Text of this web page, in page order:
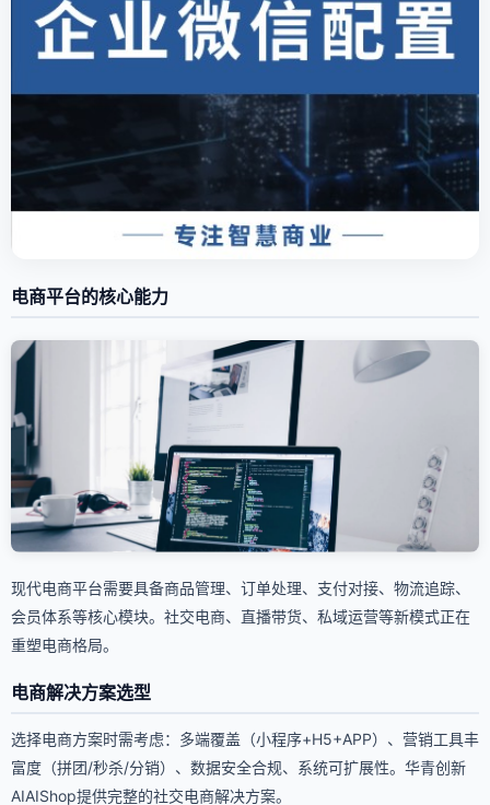
电商平台的核心能力
现代电商平台需要具备商品管理、订单处理、支付对接、物流追踪、
会员体系等核心模块。社交电商、直播带货、私域运营等新模式正在
重塑电商格局。
电商解决方案选型
选择电商方案时需考虑：多端覆盖（小程序+H5+APP）、营销工具丰
富度（拼团/秒杀/分销）、数据安全合规、系统可扩展性。华青创新
AIAIShop提供完整的社交电商解决方案。